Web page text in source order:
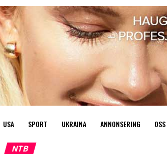
USA SPORT UKRAINA ANNONSERING
NTB